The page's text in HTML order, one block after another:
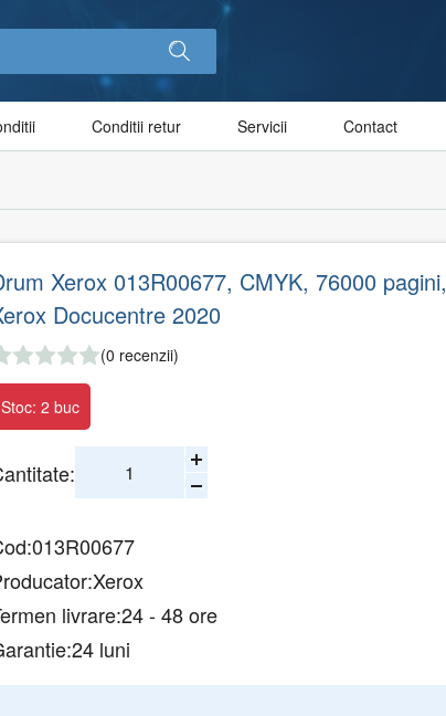
Conditii retur Servicii Contact
Xerox 013R00677, CMYK, 76000 pagini,
Docucentre 2020
(0 recenzii)
Stoc: 2 buc
013R00677
Xerox
livrare:24 - 48 ore
24 luni